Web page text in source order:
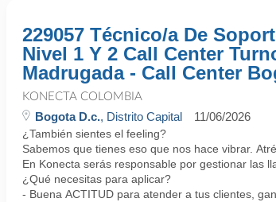
229057 Técnico/a De
Nivel 1 Y 2 Call Center
Madrugada - Call Center
KONECTA COLOMBIA
Bogota D.c., Distrito Capital 11/06/2026
¿También sientes el feeling?
Sabemos que tienes eso que nos hace vibrar.
En Konecta serás responsable por gestionar las
¿Qué necesitas para aplicar?
- Buena ACTITUD para atender a tus clientes,